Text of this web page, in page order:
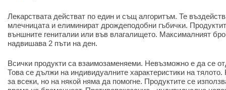
Лекарствата действат по един и същ алгоритъм. Те
млечницата и елиминират дрождеподобни гъбички.
външните гениталии или във влагалището. Максималният
надвишава 2 пъти на ден.
Всички продукти са взаимозаменяеми. Невъзможно е да се
Това се дължи на индивидуалните характеристики на
за всеки, но на някой няма да помогне. Продуктите се